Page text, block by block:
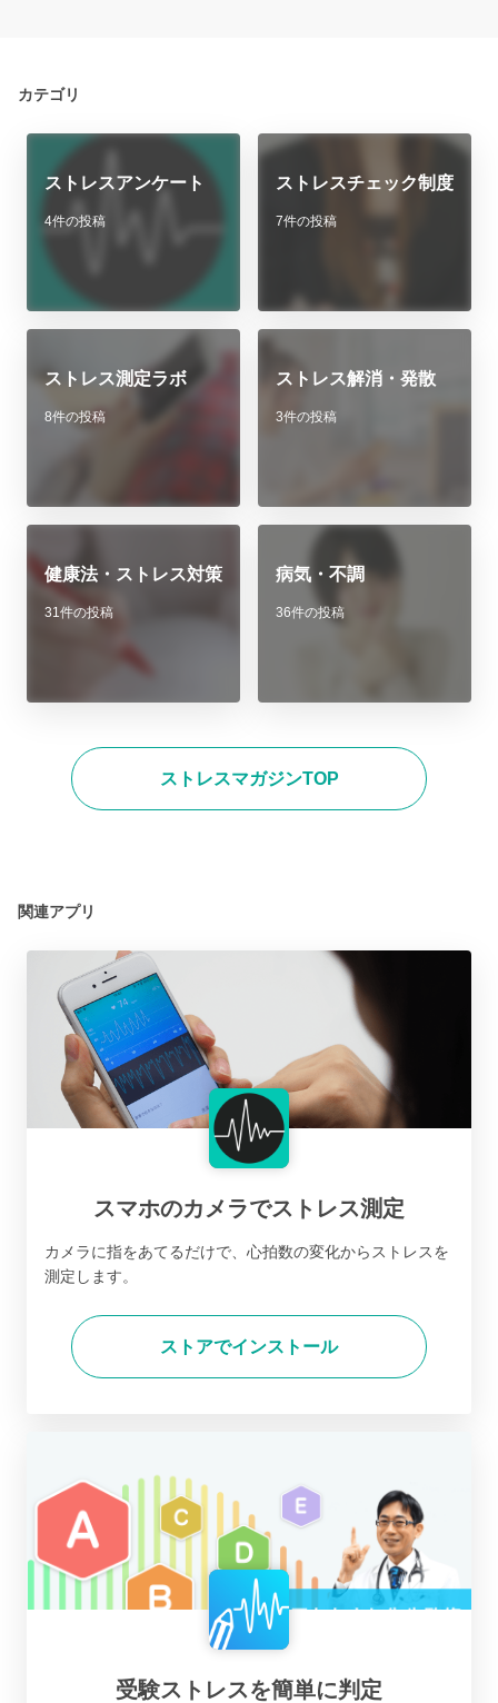
カテゴリ
ストレスアンケート
4件の投稿
ストレスチェック制度
7件の投稿
ストレス測定ラボ
8件の投稿
ストレス解消・発散
3件の投稿
健康法・ストレス対策
31件の投稿
病気・不調
36件の投稿
ストレスマガジンTOP
関連アプリ
スマホのカメラでストレス測定
カメラに指をあてるだけで、心拍数の変化からストレスを
測定します。
ストアでインストール
受験ストレスを簡単に判定